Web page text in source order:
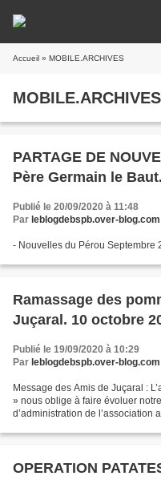
Accueil » MOBILE.ARCHIVES
MOBILE.ARCHIVES
PARTAGE DE
Père Germain le Baut.
Publié le 20/09/2020 à 11:48
Par leblogdebspb.over-blog.com
- Nouvelles du Pérou Septembre
Ramassage des
Juçaral. 10 octobre
Publié le 19/09/2020 à 10:29
Par leblogdebspb.over-blog.com
Message des Amis de Juçaral :
» nous oblige à faire évoluer
d’administration de l’association
OPERATION